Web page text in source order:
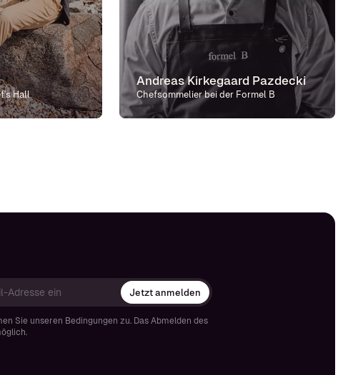
Hall
Andreas Kirkegaard Pazdecki
Chefsommelier bei der Formel B
Jetzt anmelden
Sie unseren Bedingungen zu. Das Abmelden des